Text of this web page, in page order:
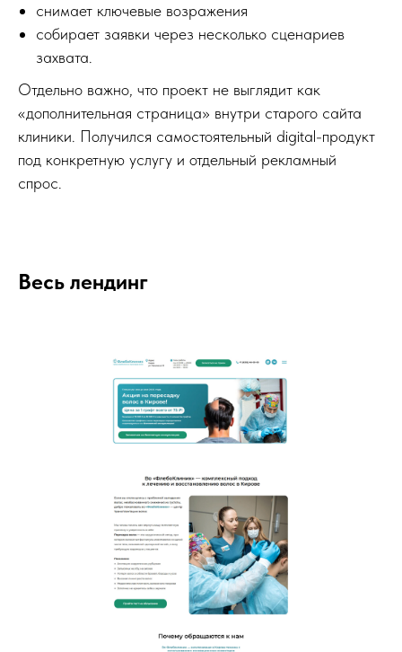
снимает ключевые возражения
собирает заявки через несколько сценариев
захвата.
Отдельно важно, что проект не выглядит как
«дополнительная страница» внутри старого сайта
клиники. Получился самостоятельный digital-продукт
под конкретную услугу и отдельный рекламный
спрос.
Весь лендинг